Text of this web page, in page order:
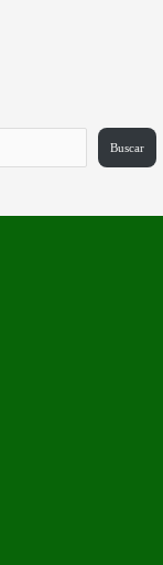
Buscar